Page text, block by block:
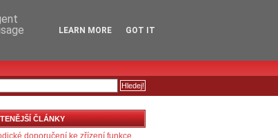
ČLÁNKY
doporučení ke zřízení funkce
LEARN MORE GOT IT